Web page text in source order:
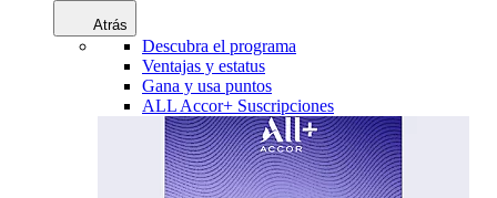
Atrás
Descubra el programa
Ventajas y estatus
Gana y usa puntos
ALL Accor+ Suscripciones